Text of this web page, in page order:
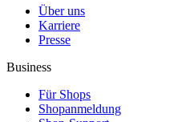
Über uns
Karriere
Presse
Business
Für Shops
Shopanmeldung